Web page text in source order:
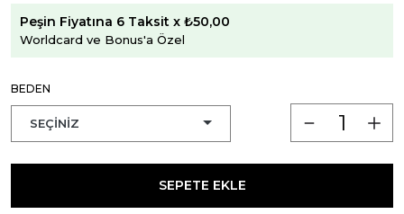
Peşin Fiyatına 6 Taksit x ₺50,00
Worldcard ve Bonus'a Özel
BEDEN
SEPETE EKLE